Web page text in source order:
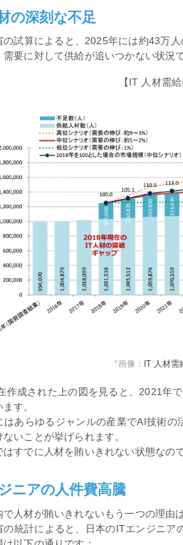
の深刻な不足
の試算によると、2025年には約43万人
需要に対して供給が追いつかない状況で
【IT 人材需
“画像： IT 人材需
作成された上の図を見ると、2021年
す。
はあらゆるジャンルの産業でAI技術
いことが挙げられます。
はすでに人材を賄いきれない状態なので
ニアの人件費高騰
で人材が賄いきれないもう一つの理由
の統計によると、日本のITエンジニ